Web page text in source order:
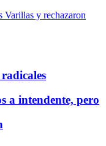
a intendente, pero